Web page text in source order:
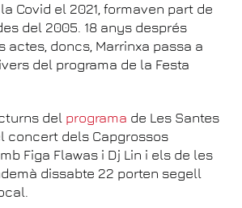
Covid el 2021, formaven part de
del 2005. 18 anys després
actes, doncs, Marrinxa passa a
del programa de la Festa
del programa de Les Santes
concert dels Capgrossos
Figa Flawas i Dj Lin i els de les
dissabte 22 porten segell